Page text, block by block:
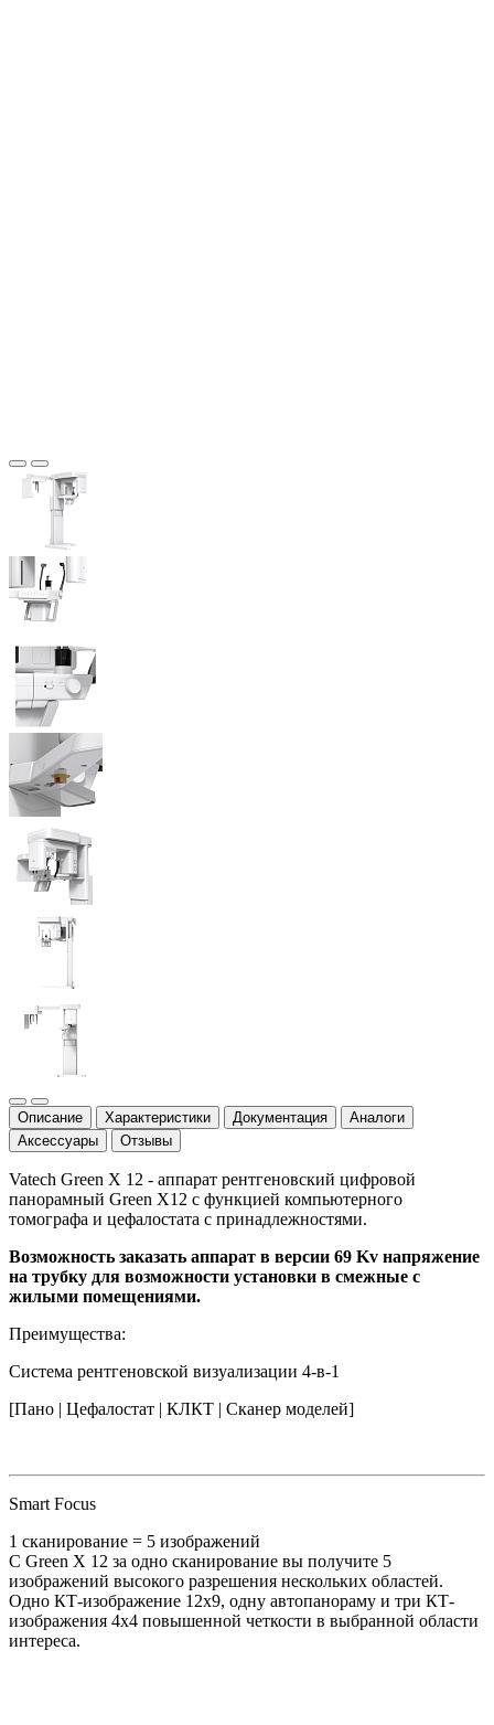
Описание Характеристики Документация
Аналоги
Аксессуары
Отзывы
Vatech Green X 12 - аппарат рентгеновский цифровой
панорамный Green X12 с функцией компьютерного
томографа и цефалостата с принадлежностями.
Возможность заказать аппарат в версии 69 Kv напряжение
на трубку для возможности установки в смежные с
жилыми помещениями.
Преимущества:
Система рентгеновской визуализации 4-в-1
[Пано | Цефалостат | КЛКТ | Сканер моделей]
Smart Focus
1 сканирование = 5 изображений
С Green X 12 за одно сканирование вы получите 5
изображений высокого разрешения нескольких областей.
Одно КТ-изображение 12х9, одну автопанораму и три КТ-
изображения 4х4 повышенной четкости в выбранной области
интереса.